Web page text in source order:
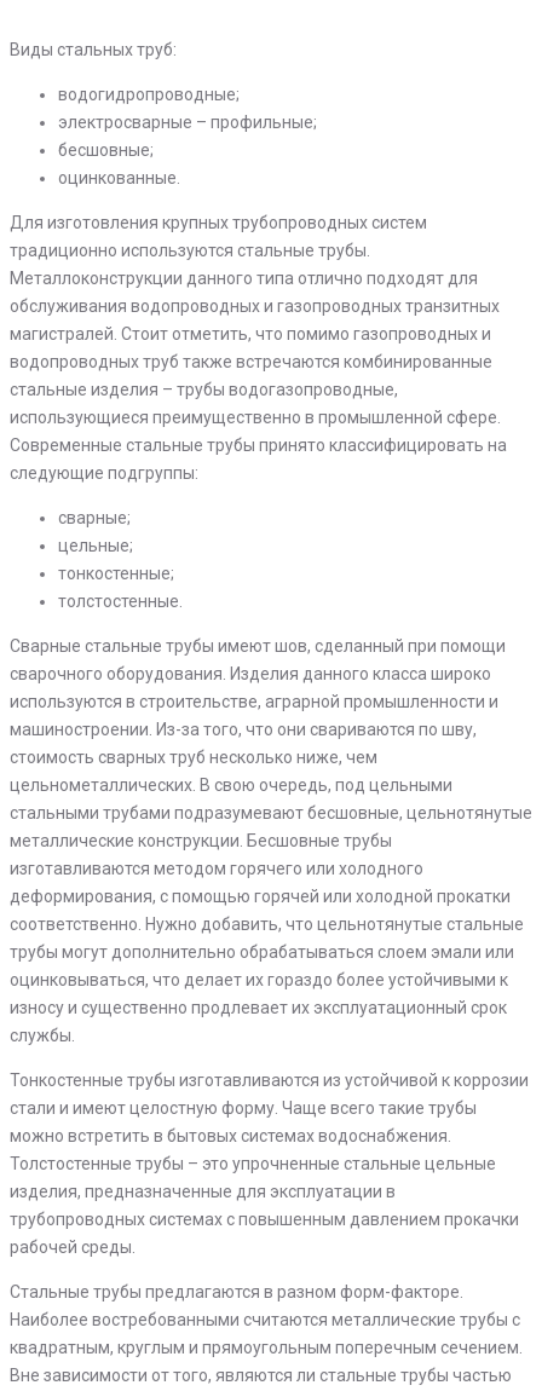
Виды стальных труб:
водогидропроводные;
электросварные – профильные;
бесшовные;
оцинкованные.
Для изготовления крупных трубопроводных систем
традиционно используются стальные трубы.
Металлоконструкции данного типа отлично подходят для
обслуживания водопроводных и газопроводных транзитных
магистралей. Стоит отметить, что помимо газопроводных и
водопроводных труб также встречаются комбинированные
стальные изделия – трубы водогазопроводные,
использующиеся преимущественно в промышленной сфере.
Современные стальные трубы принято классифицировать на
следующие подгруппы:
сварные;
цельные;
тонкостенные;
толстостенные.
Сварные стальные трубы имеют шов, сделанный при помощи
сварочного оборудования. Изделия данного класса широко
используются в строительстве, аграрной промышленности и
машиностроении. Из-за того, что они свариваются по шву,
стоимость сварных труб несколько ниже, чем
цельнометаллических. В свою очередь, под цельными
стальными трубами подразумевают бесшовные, цельнотянутые
металлические конструкции. Бесшовные трубы
изготавливаются методом горячего или холодного
деформирования, с помощью горячей или холодной прокатки
соответственно. Нужно добавить, что цельнотянутые стальные
трубы могут дополнительно обрабатываться слоем эмали или
оцинковываться, что делает их гораздо более устойчивыми к
износу и существенно продлевает их эксплуатационный срок
службы.
Тонкостенные трубы изготавливаются из устойчивой к коррозии
стали и имеют целостную форму. Чаще всего такие трубы
можно встретить в бытовых системах водоснабжения.
Толстостенные трубы – это упрочненные стальные цельные
изделия, предназначенные для эксплуатации в
трубопроводных системах с повышенным давлением прокачки
рабочей среды.
Стальные трубы предлагаются в разном форм-факторе.
Наиболее востребованными считаются металлические трубы с
квадратным, круглым и прямоугольным поперечным сечением.
Вне зависимости от того, являются ли стальные трубы частью